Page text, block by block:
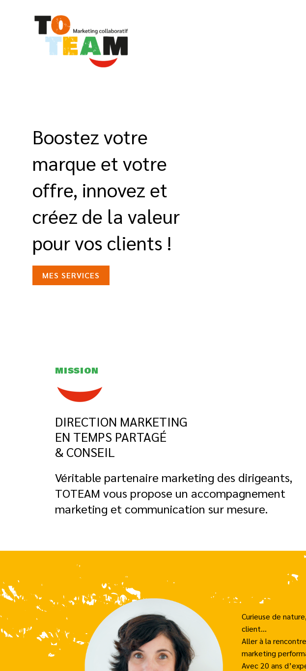
Boostez votre
marque et votre
offre, innovez et
créez de la valeur
pour vos clients !​
MES SERVICES
MISSION
DIRECTION MARKETING
EN TEMPS PARTAGÉ
& CONSEIL
Véritable partenaire marketing des dirigeants,
TOTEAM vous propose un accompagnement
marketing et communication sur mesure.
Curieuse de
client…
Aller à la
marketing
Avec 20 ans